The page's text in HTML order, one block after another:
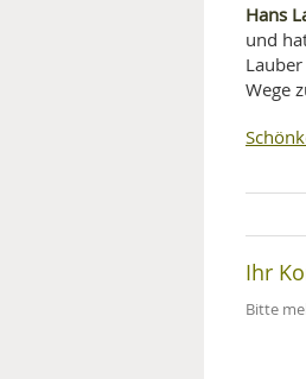
Hans
und
Wege
Ihr
Bitte